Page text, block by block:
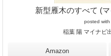
新型雁木のすべて (
posted with
稲葉 陽 マイナビ
Amazon